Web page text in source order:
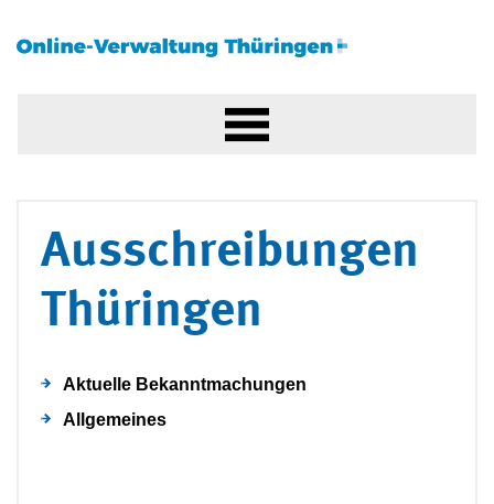
Ausschreibungen
Thüringen
Aktuelle Bekanntmachungen
Allgemeines